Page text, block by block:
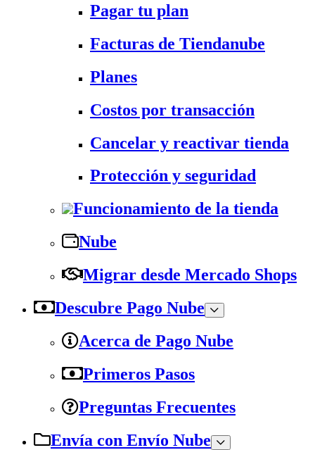
Pagar tu plan
Facturas de Tiendanube
Planes
Costos por transacción
Cancelar y reactivar tienda
Protección y seguridad
Funcionamiento de la tienda
Nube
Migrar desde Mercado Shops
Descubre Pago Nube
Acerca de Pago Nube
Primeros Pasos
Preguntas Frecuentes
Envía con Envío Nube